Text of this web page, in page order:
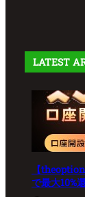
LATEST
【
で最大10%